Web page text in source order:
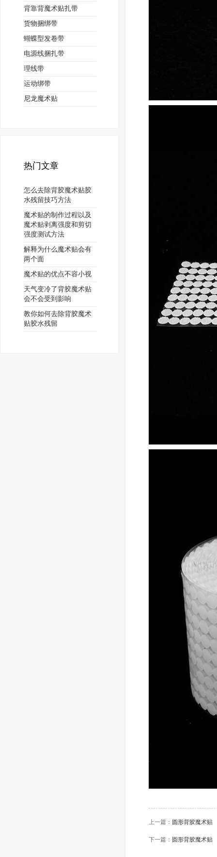
背靠背魔术贴扎带
货物捆绑带
蝴蝶型发卷带
电源线捆扎带
理线带
运动绑带
尼龙魔术贴
热门文章
怎么去除背胶魔术贴胶
水残留技巧方法
魔术贴的制作过程以及
魔术贴剥离强度和剪切
强度测试方法
解释为什么魔术贴会有
两个面
魔术贴的优点不容小视
天气变冷了背胶魔术贴
会不会受到影响
教你如何去除背胶魔术
贴胶水残留
上一篇： 圆形背胶魔术贴
下一篇： 圆形背胶魔术贴